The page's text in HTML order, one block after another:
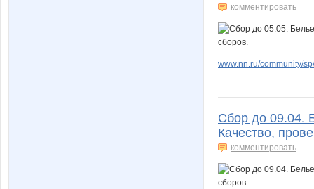
комментировать
www.nn.ru/community/
Сбор до 09.04.
Качество,
комментировать